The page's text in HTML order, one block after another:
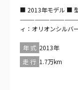
■ 2013年モデル ■
ィ：オリオンシル
1.7万km ■ボディ
ル：右 ■ ミッション
2000cc ■ 乗車定員
数：4枚
【セールスポイン
年 式 2013年
走 行 1.7万km